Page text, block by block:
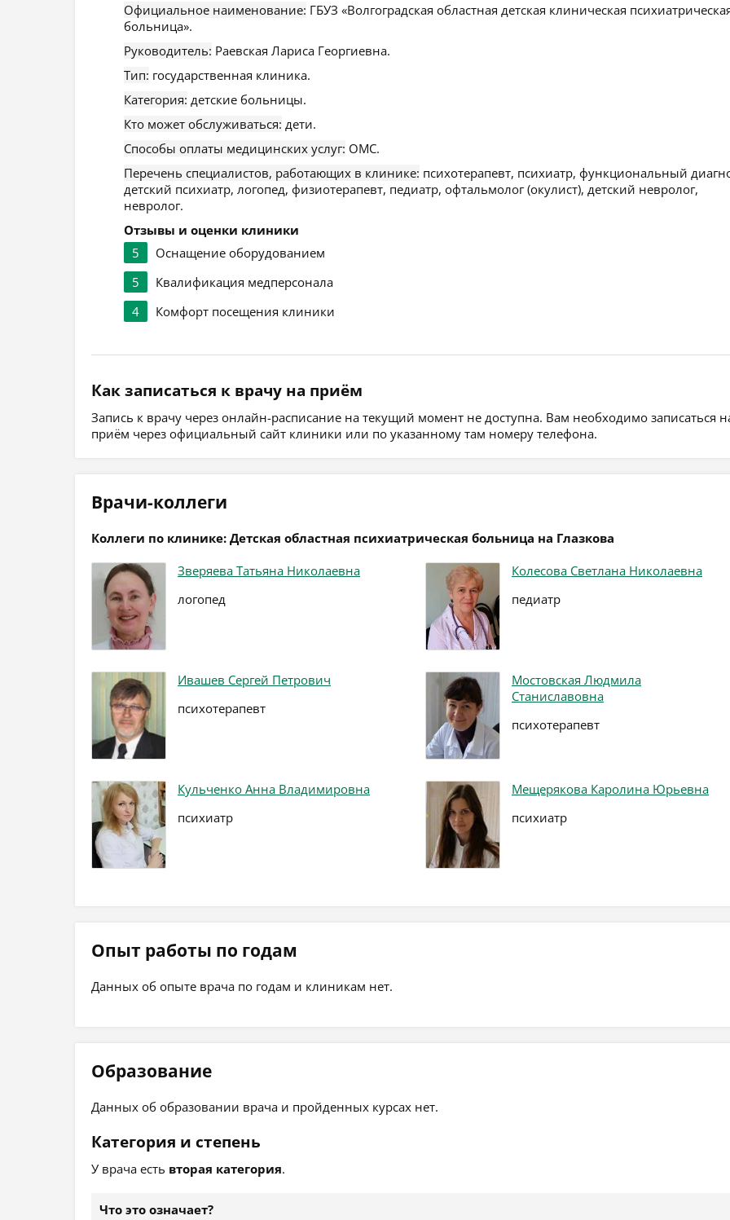
Официальное наименование: ГБУЗ «Волгоградская областная детская клиническая
больница».
Руководитель: Раевская Лариса Георгиевна.
Тип: государственная клиника.
Категория: детские больницы.
Кто может обслуживаться: дети.
Способы оплаты медицинских услуг: ОМС.
Перечень специалистов, работающих в клинике: психотерапевт, психиатр, функциональный
детский психиатр, логопед, физиотерапевт, педиатр, офтальмолог (окулист), детский невролог,
невролог.
Отзывы и оценки клиники
5
Оснащение оборудованием
5
Квалификация медперсонала
4
Комфорт посещения клиники
Как записаться к врачу на приём
Запись к врачу через онлайн-расписание на текущий момент не доступна. Вам необходимо записаться
приём через официальный сайт клиники или по указанному там номеру телефона.
Врачи-коллеги
Коллеги по клинике: Детская областная психиатрическая больница на Глазкова
Зверяева Татьяна Николаевна
логопед
Колесова Светлана Николаевна
педиатр
Ивашев Сергей Петрович
психотерапевт
Мостовская Людмила
Станиславовна
психотерапевт
Кульченко Анна Владимировна
психиатр
Мещерякова Каролина Юрьевна
психиатр
Опыт работы по годам
Данных об опыте врача по годам и клиникам нет.
Образование
Данных об образовании врача и пройденных курсах нет.
Категория и степень
У врача есть вторая категория.
Что это означает?